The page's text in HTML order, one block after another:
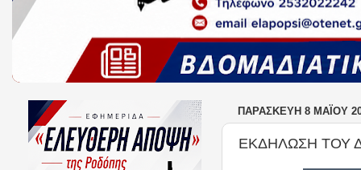
ΠΑΡΑΣΚΕΥΉ 8 ΜΑΪ́ΟΥ
ΕΚΔΗΛΩΣΗ ΤΟΥ